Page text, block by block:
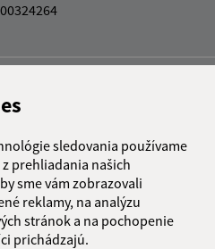
sledovania používame
prehliadania našich
sme vám zobrazovali
reklamy, na analýzu
stránok a na pochopenie
prichádzajú.